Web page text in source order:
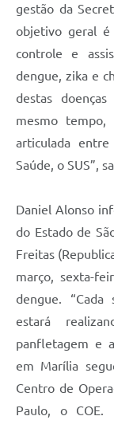
gestão da
objetivo geral é
controle e
dengue, zika e
destas
mesmo tempo,
articulada
Saúde, o SUS”,
Daniel Alonso
do Estado de
Freitas
março, sexta-
dengue.
estará
panfletagem e
em Marília
Centro de
Paulo, o